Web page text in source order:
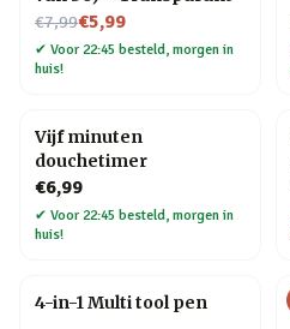
€7,99
Nu voor€5,99
✔ Voor 22:45 besteld, morgen in
huis!
Vijf minuten
douchetimer
€6,99
✔ Voor 22:45 besteld, morgen in
huis!
4-in-1 Multi tool pen